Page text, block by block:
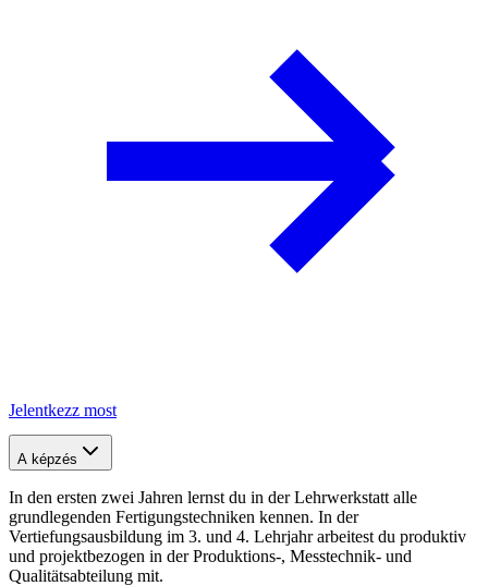
Jelentkezz most
A képzés
In den ersten zwei Jahren lernst du in der Lehrwerkstatt alle
grundlegenden Fertigungstechniken kennen. In der
Vertiefungsausbildung im 3. und 4. Lehrjahr arbeitest du produktiv
und projektbezogen in der Produktions-, Messtechnik- und
Qualitätsabteilung mit.